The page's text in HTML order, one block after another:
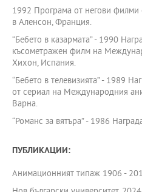
1992 Програма от негови филми
в Аленсон, Франция.
“Бебето в казармата” - 1990
късометражен филм на
Хихон, Испания.
“Бебето в телевизията” - 1989
от сериал на Международния
Варна.
“Романс за вятъра” - 1986
ПУБЛИКАЦИИ:
Анимационният типаж 1906 -